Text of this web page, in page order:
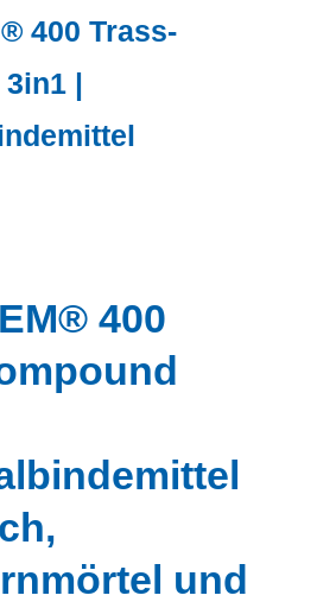
400 Trass-
|
400
und